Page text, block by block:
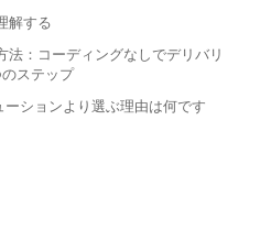
解する
法：コーディングなしでデリバリ
ステップ
ションより選ぶ理由は何です